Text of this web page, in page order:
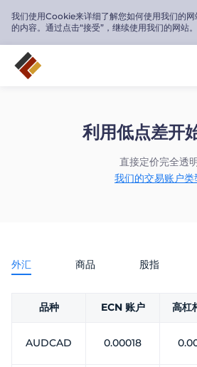
我们使用Cookie来详细了解您如何使用我们的
的内容。通过点击“接受”，继续使用我们的网站。
利用低点差开
直接定价完全透
我们的交易账户类
外汇 商品 股指
品种 ECN 账户 高杠
AUDCAD 0.00018